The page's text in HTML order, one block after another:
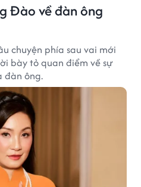
Đào về đàn ông
chuyện phía sau vai mới
bày tỏ quan điểm về sự
đàn ông.